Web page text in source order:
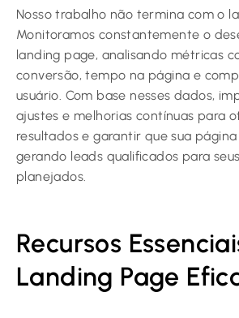
Nosso trabalho não termina com o
Monitoramos constantemente o
landing page, analisando métricas
conversão, tempo na página e
usuário. Com base nesses dados,
ajustes e melhorias contínuas para
resultados e garantir que sua
gerando leads qualificados para
planejados.
Recursos
Landing Page